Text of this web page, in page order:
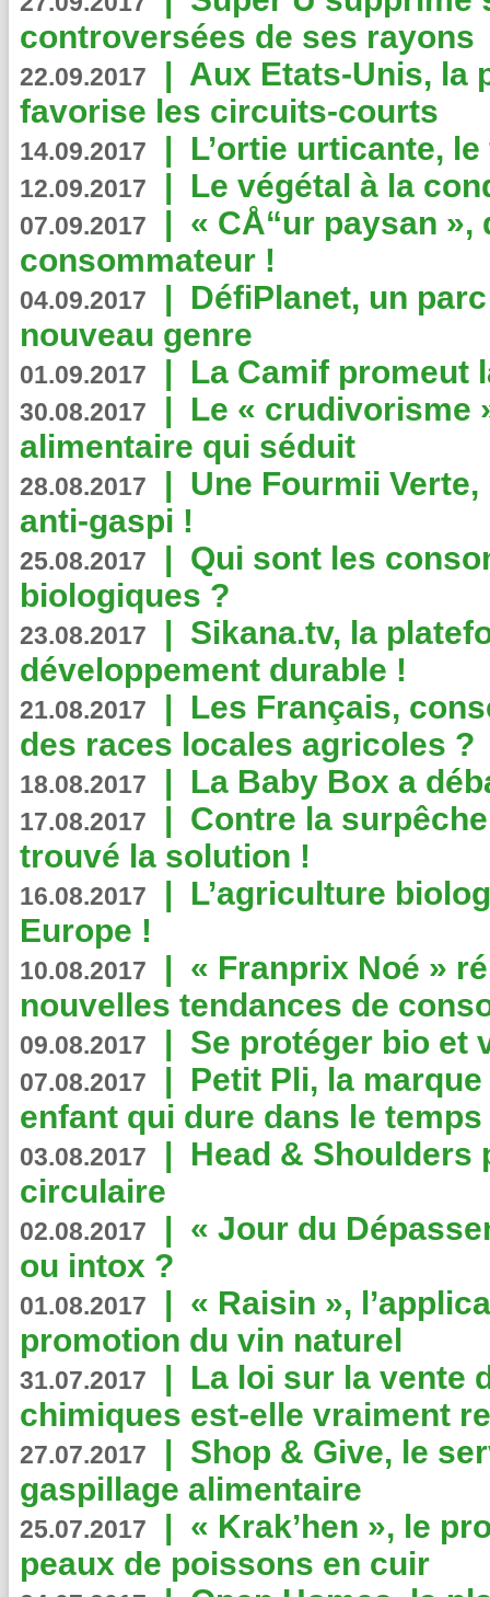
controversées de ses rayons
22.09.2017 | Aux Etats-Unis, la
favorise les circuits-courts
14.09.2017 | L’ortie urticante,
12.09.2017 | Le végétal à la
07.09.2017 | « CÅ“ur paysan
consommateur !
04.09.2017 | DéfiPlanet, un
nouveau genre
01.09.2017 | La Camif promeut
30.08.2017 | Le « crudivorisme
alimentaire qui séduit
28.08.2017 | Une Fourmii
anti-gaspi !
25.08.2017 | Qui sont les
biologiques ?
23.08.2017 | Sikana.tv, la
développement durable !
21.08.2017 | Les Français,
des races locales agricoles ?
18.08.2017 | La Baby Box a
17.08.2017 | Contre la
trouvé la solution !
16.08.2017 | L’agriculture
Europe !
10.08.2017 | « Franprix Noé »
nouvelles tendances de
09.08.2017 | Se protéger bio et
07.08.2017 | Petit Pli, la
enfant qui dure dans le temps
03.08.2017 | Head & Shoulders
circulaire
02.08.2017 | « Jour du
ou intox ?
01.08.2017 | « Raisin »,
promotion du vin naturel
31.07.2017 | La loi sur la vente
chimiques est-elle vraiment
27.07.2017 | Shop & Give, le
gaspillage alimentaire
25.07.2017 | « Krak’hen », le
peaux de poissons en cuir